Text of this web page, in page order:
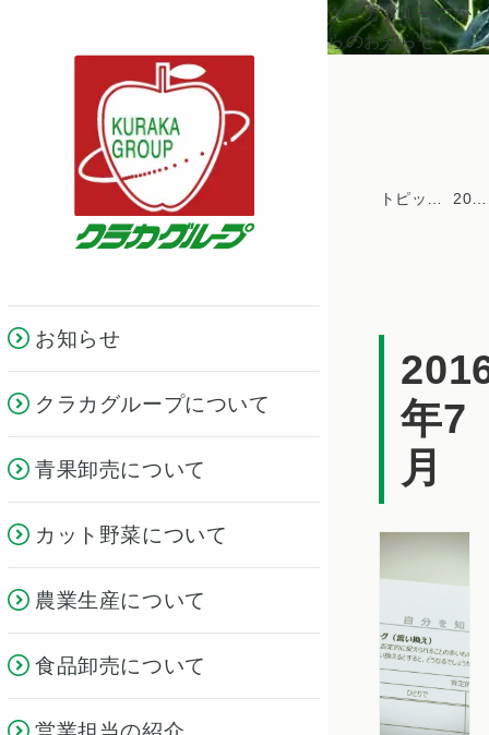
お知らせ
クラカグループについて
青果卸売について
カット野菜について
農業生産について
食品卸売について
クラカグループか
らのお知らせ
トピックス一覧 2016年
年7
月